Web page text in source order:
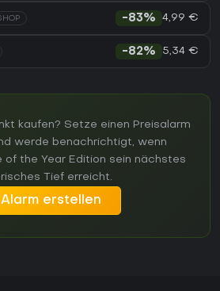
-83% 4,99 €
-82% 5,34 €
kaufen? Setze einen Preisalarm
werde benachrichtigt, wenn
of the Year Edition sein nächstes
Tief erreicht.
Alarm erstellen